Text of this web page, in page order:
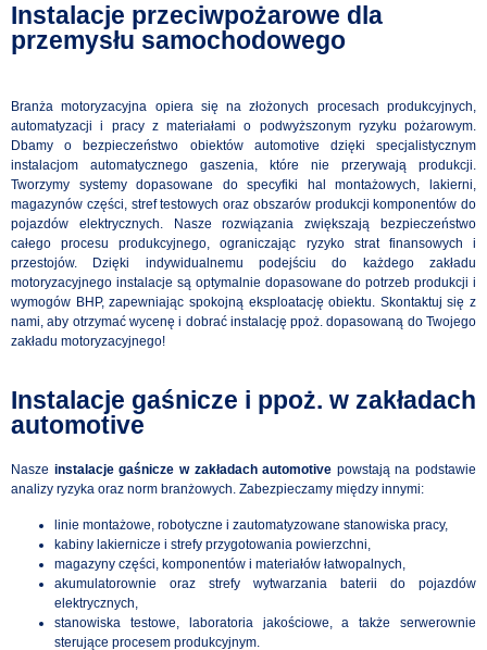
Instalacje przeciwpożarowe dla
przemysłu samochodowego
Branża motoryzacyjna opiera się na złożonych procesach produkcyjnych,
automatyzacji i pracy z materiałami o podwyższonym ryzyku pożarowym.
Dbamy o bezpieczeństwo obiektów automotive dzięki specjalistycznym
instalacjom automatycznego gaszenia, które nie przerywają produkcji.
Tworzymy systemy dopasowane do specyfiki hal montażowych, lakierni,
magazynów części, stref testowych oraz obszarów produkcji komponentów do
pojazdów elektrycznych. Nasze rozwiązania zwiększają bezpieczeństwo
całego procesu produkcyjnego, ograniczając ryzyko strat finansowych i
przestojów. Dzięki indywidualnemu podejściu do każdego zakładu
motoryzacyjnego instalacje są optymalnie dopasowane do potrzeb produkcji i
wymogów BHP, zapewniając spokojną eksploatację obiektu. Skontaktuj się z
nami, aby otrzymać wycenę i dobrać instalację ppoż. dopasowaną do Twojego
zakładu motoryzacyjnego!
Instalacje gaśnicze i ppoż. w zakładach
automotive
Nasze instalacje gaśnicze w zakładach automotive powstają na podstawie
analizy ryzyka oraz norm branżowych. Zabezpieczamy między innymi:
linie montażowe, robotyczne i zautomatyzowane stanowiska pracy,
kabiny lakiernicze i strefy przygotowania powierzchni,
magazyny części, komponentów i materiałów łatwopalnych,
akumulatorownie oraz strefy wytwarzania baterii do pojazdów
elektrycznych,
stanowiska testowe, laboratoria jakościowe, a także serwerownie
sterujące procesem produkcyjnym.